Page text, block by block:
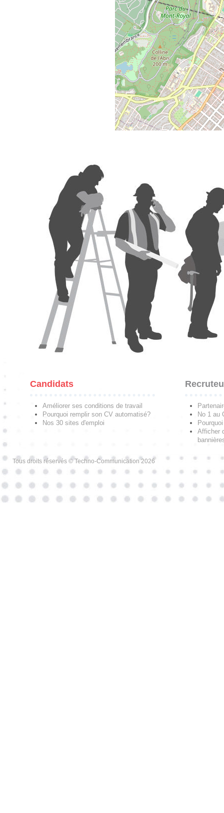
Candidats
Améliorer ses conditions de travail
Pourquoi remplir son CV automatisé?
Nos 30 sites d'emploi
No 1 au
Afficher
Tous droits réservés © Techno-Communication 2026